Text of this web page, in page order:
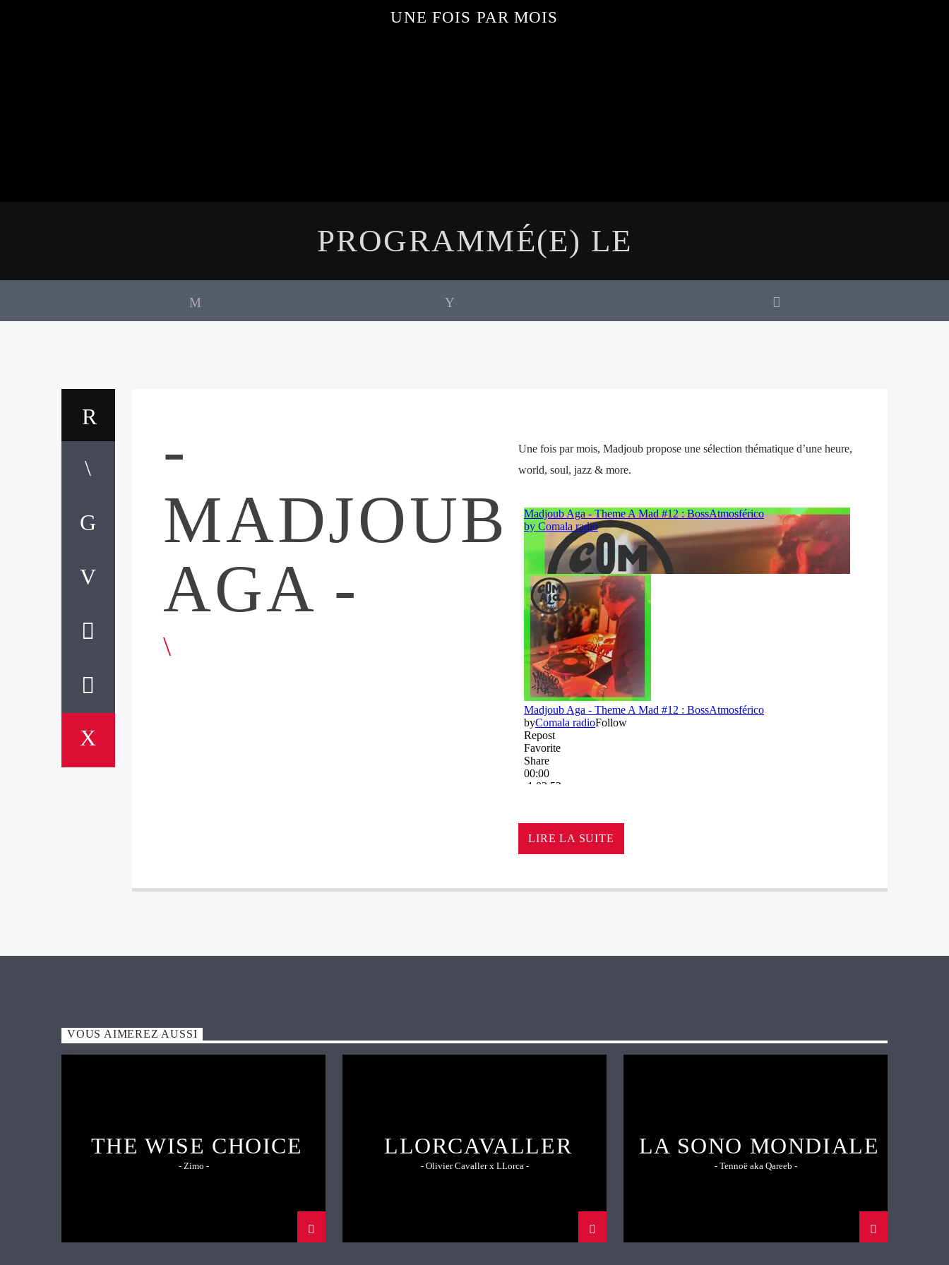
UNE FOIS PAR MOIS
PROGRAMMÉ(E) LE
-
MADJOUB
AGA -
Une fois par mois, Madjoub propose une sélection thématique d’une heure,
world, soul, jazz & more.
LIRE LA SUITE
VOUS AIMEREZ AUSSI
THE WISE CHOICE
- Zimo -
LLORCAVALLER
- Olivier Cavaller x LLorca -
LA SONO MONDIALE
- Tennoë aka Qareeb -